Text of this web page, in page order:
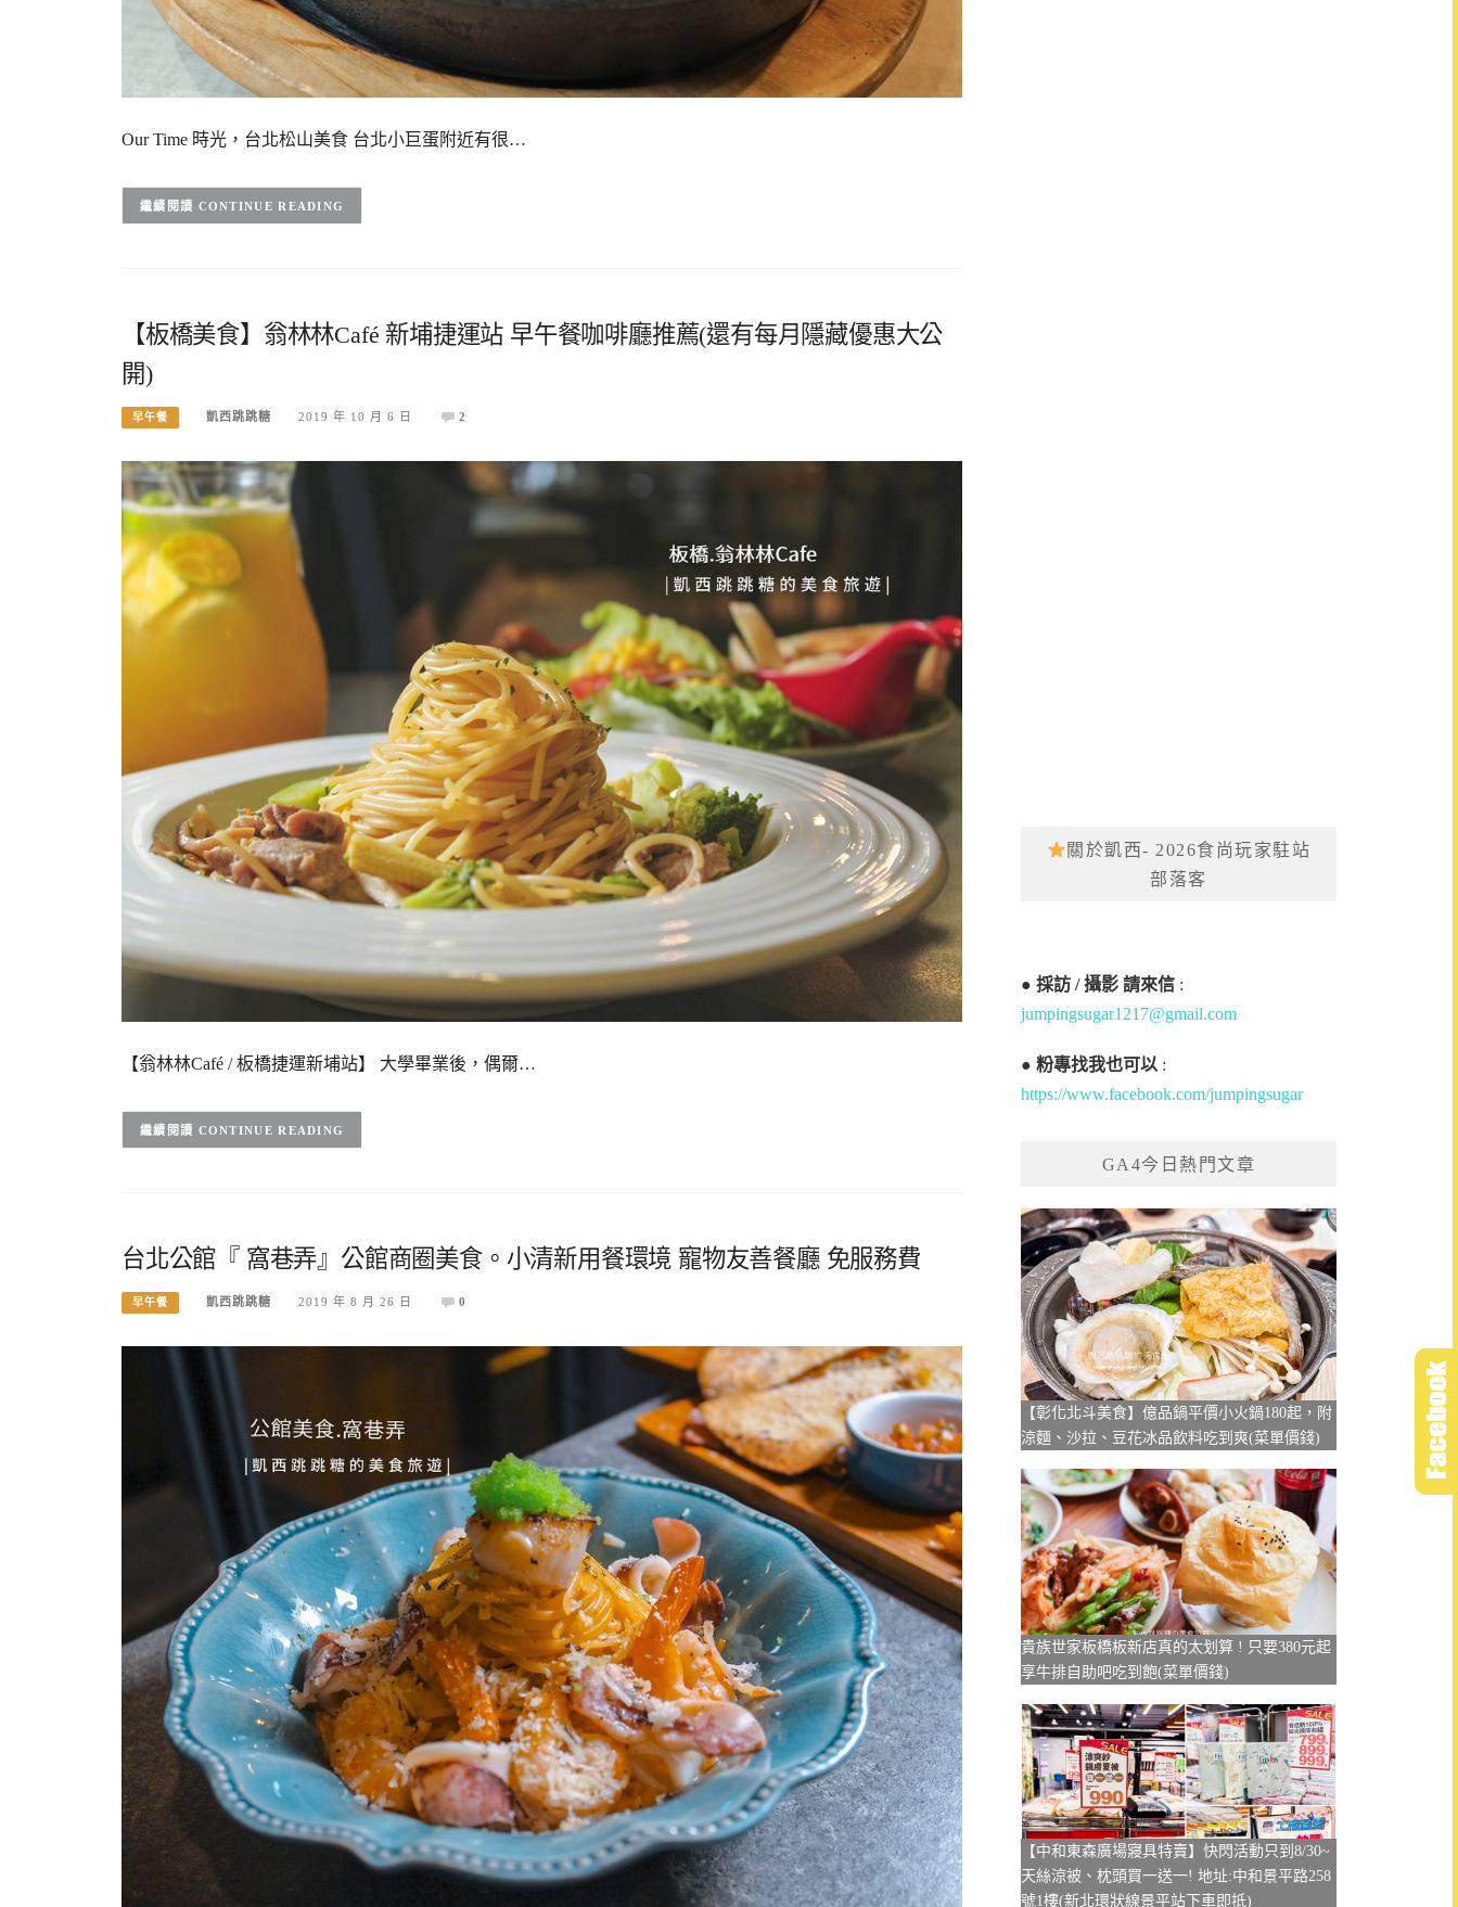
Our Time 時光，台北松山美食 台北小巨蛋附近有很…
CONTINUE READING
【板橋美食】翁林林Café 新埔捷運站 早午餐咖啡廳推薦(還有每月隱藏優惠大公
開)
早午餐 凱西跳跳糖 2019 年 10 月 6 日 2
【翁林林Café / 板橋捷運新埔站】 大學畢業後，偶爾…
CONTINUE READING
台北公館『 窩巷弄』公館商圈美食。小清新用餐環境 寵物友善餐廳 免服務費
早午餐 凱西跳跳糖 2019 年 8 月 26 日 0
關於凱西- 2026食尚玩家駐站
部落客
●採訪 / 攝影 請來信 :
jumpingsugar1217@gmail.com
●粉專找我也可以 :
https://www.facebook.com/jumpingsugar
GA4今日熱門文章
【彰化北斗美食】億品鍋平價小火鍋180起，附
涼麵、沙拉、豆花冰品飲料吃到爽(菜單價錢)
貴族世家板橋板新店真的太划算 ! 只要380元起
享牛排自助吧吃到飽(菜單價錢)
【中和東森廣場寢具特賣】快閃活動只到8/30~
天絲涼被、枕頭買一送一! 地址:中和景平路258
號1樓(新北環狀線景平站下車即抵)